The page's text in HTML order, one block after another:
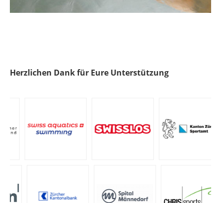
Herzlichen Dank für Eure Unterstützung